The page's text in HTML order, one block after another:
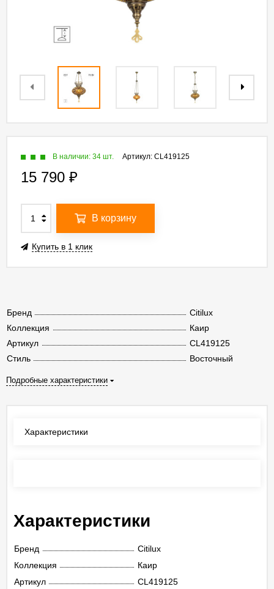
Бренд
Citilux
Коллекция
Каир
Артикул
CL419125
Стиль
Восточный
Подробные характеристики
Артикул: CL419125
В наличии: 34 шт.
15 790 ₽
В корзину
Купить в 1 клик
Характеристики
Характеристики
Бренд
Citilux
Коллекция
Каир
Артикул
CL419125